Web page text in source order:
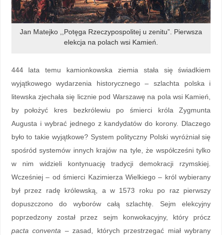
Jan Matejko ,,Potęga Rzeczypospolitej u zenitu”. Pierwsza
elekcja na polach wsi Kamień.
444 lata temu kamionkowska ziemia stała się świadkiem
wyjątkowego wydarzenia historycznego – szlachta polska i
litewska zjechała się licznie pod Warszawę na pola wsi Kamień,
by położyć kres bezkrólewiu po śmierci króla Zygmunta
Augusta i wybrać jednego z kandydatów do korony. Dlaczego
było to takie wyjątkowe? System polityczny Polski wyróżniał się
spośród systemów innych krajów na tyle, że współcześni tylko
w nim widzieli kontynuację tradycji demokracji rzymskiej.
Wcześniej – od śmierci Kazimierza Wielkiego – król wybierany
był przez radę królewską, a w 1573 roku po raz pierwszy
dopuszczono do wyborów całą szlachtę. Sejm elekcyjny
poprzedzony został przez sejm konwokacyjny, który prócz
pacta conventa – zasad, których przestrzegać miał wybrany